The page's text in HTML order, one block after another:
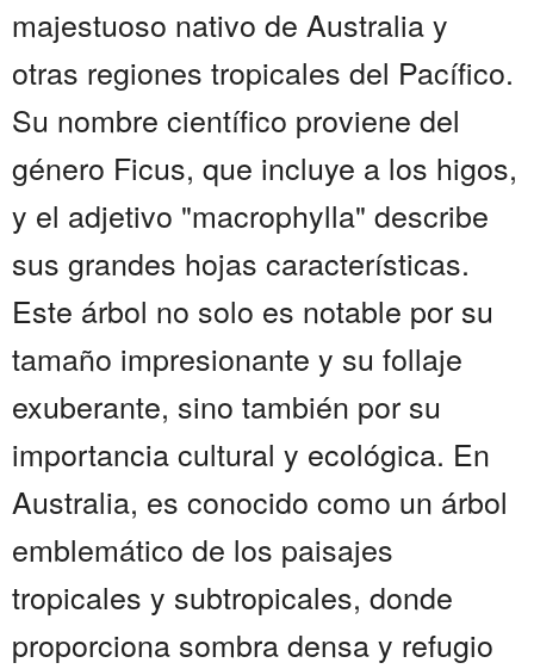
majestuoso nativo de Australia y
otras regiones tropicales del Pacífico.
Su nombre científico proviene del
género Ficus, que incluye a los higos,
y el adjetivo "macrophylla" describe
sus grandes hojas características.
Este árbol no solo es notable por su
tamaño impresionante y su follaje
exuberante, sino también por su
importancia cultural y ecológica. En
Australia, es conocido como un árbol
emblemático de los paisajes
tropicales y subtropicales, donde
proporciona sombra densa y refugio